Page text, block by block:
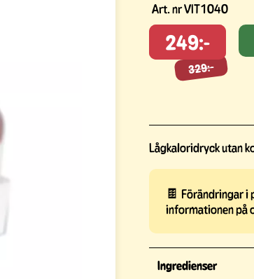
Art. nrVIT1040
249:-
329:-
329:-
Lågkaloridryck utan
🍫 Förändringar i
informationen på
Ingredienser